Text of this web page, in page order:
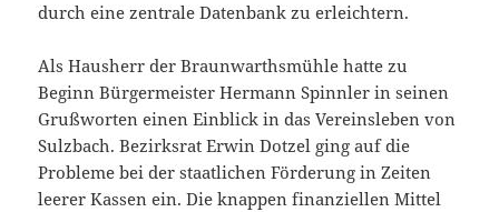
durch eine zentrale Datenbank zu erleichtern.
Als Hausherr der Braunwarthsmühle hatte zu
Beginn Bürgermeister Hermann Spinnler in seinen
Grußworten einen Einblick in das Vereinsleben von
Sulzbach. Bezirksrat Erwin Dotzel ging auf die
Probleme bei der staatlichen Förderung in Zeiten
leerer Kassen ein. Die knappen finanziellen Mittel